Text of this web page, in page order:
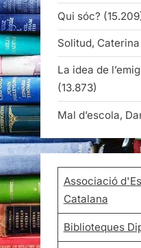
Qui sóc?
Solitud,
La idea de
(13.873)
Mal d’escola,
Associació
Catalana
Biblioteques